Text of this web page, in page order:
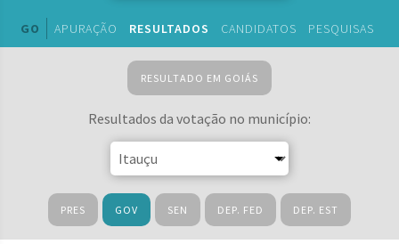
GO APURAÇÃO RESULTADOS CANDIDATOS PESQUISAS
RESULTADO EM GOIÁS
Resultados da votação no município:
PRES GOV SEN DEP. FED DEP. EST